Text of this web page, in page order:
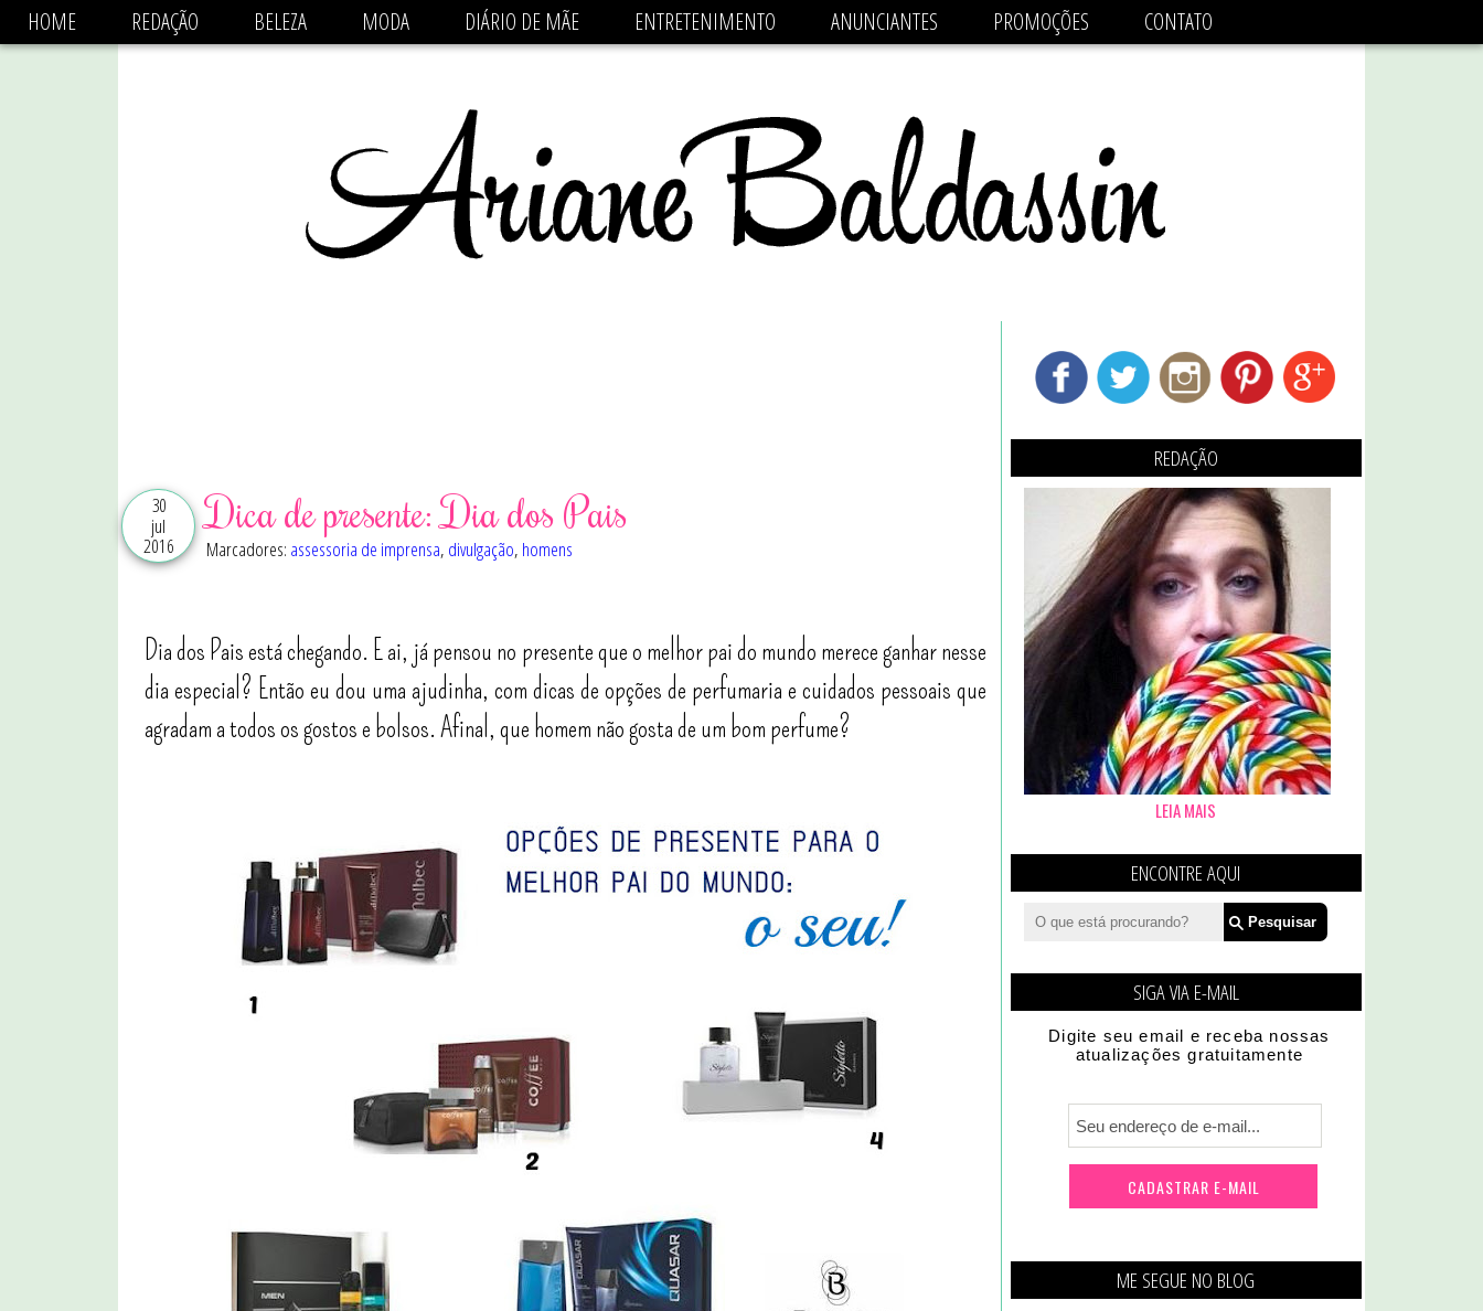
async='async' data-ad-client='ca-pub-1470782825684808' src='https://pagead2.googlesyndication.com/pagead/js/adsbygoogle.js'/>
HOME REDAÇÃO BELEZA MODA DIÁRIO DE MÃE ENTRETENIMENTO ANUNCIANTES PROMOÇÕES CONTATO
30
jul
2016
Dica de presente: Dia dos Pais
Marcadores: assessoria de imprensa, divulgação, homens
Dia dos Pais está chegando. E ai, já pensou no presente que o melhor pai do mundo merece ganhar nesse
dia especial? Então eu dou uma ajudinha, com dicas de opções de perfumaria e cuidados pessoais que
agradam a todos os gostos e bolsos. Afinal, que homem não gosta de um bom perfume?
REDAÇÃO
LEIA MAIS
ENCONTRE AQUI
SIGA VIA E-MAIL
Digite seu email e receba nossas
atualizações gratuitamente
ME SEGUE NO BLOG